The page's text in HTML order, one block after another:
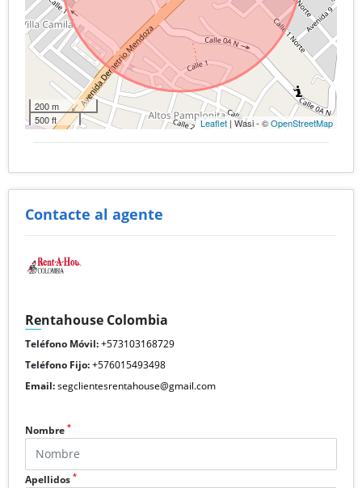
200 m
500 ft
Leaflet | Wasi - ©OpenStreetMap
Contacte al agente
Rentahouse Colombia
Teléfono Móvil:+573103168729
Teléfono Fijo:+576015493498
Email:segclientesrentahouse@gmail.com
Nombre *
Apellidos *